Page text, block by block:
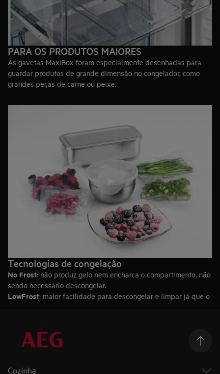
PARA OS PRODUTOS MAIORES
As gavetas MaxiBox foram especialmente desenhadas para
guardar produtos de grande dimensão no congelador, como
grandes peças de carne ou peixe.
acordo com as suas necessidades.
Tecnologias de congelação
No Frost: não produz gelo nem encharca o compartimento, não
sendo necessário descongelar.
LowFrost: maior facilidade para descongelar e limpar já que o
Estático
: esta é a tecnologia tradicional, produz gelo nas
paredes do congelador de pequena dimensão.
Cozinha